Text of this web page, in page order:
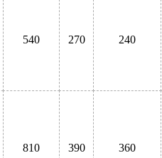
540 270 240
810 390 360